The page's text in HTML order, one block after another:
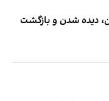
دیده شدن و بازگشت